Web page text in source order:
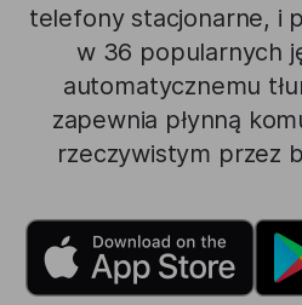
telefony stacjonarne, i
w 36 popularnych
automatycznemu
zapewnia płynną
rzeczywistym przez